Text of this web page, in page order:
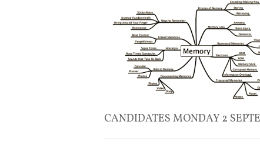
CANDIDATES MONDAY 2